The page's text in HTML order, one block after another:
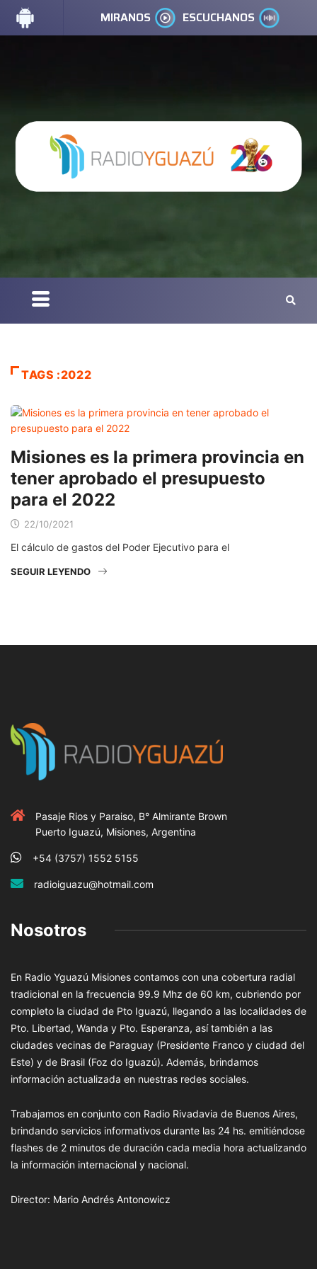
MIRANOS ESCUCHANOS
TAGS :2022
Misiones es la primera provincia en
tener aprobado el presupuesto
para el 2022
22/10/2021
El cálculo de gastos del Poder Ejecutivo para el
SEGUIR LEYENDO
Pasaje Rios y Paraiso, B° Almirante Brown
Puerto Iguazú, Misiones, Argentina
+54 (3757) 1552 5155
radioiguazu@hotmail.com
Nosotros
En Radio Yguazú Misiones contamos con una cobertura radial
tradicional en la frecuencia 99.9 Mhz de 60 km, cubriendo por
completo la ciudad de Pto Iguazú, llegando a las localidades de
Pto. Libertad, Wanda y Pto. Esperanza, así también a las
ciudades vecinas de Paraguay (Presidente Franco y ciudad del
Este) y de Brasil (Foz do Iguazú). Además, brindamos
información actualizada en nuestras redes sociales.
Trabajamos en conjunto con Radio Rivadavia de Buenos Aires,
brindando servicios informativos durante las 24 hs. emitiéndose
flashes de 2 minutos de duración cada media hora actualizando
la información internacional y nacional.
Director: Mario Andrés Antonowicz